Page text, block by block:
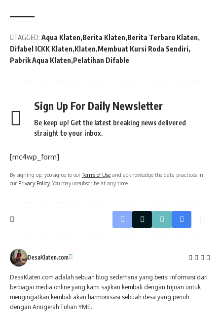
TAGGED: Aqua Klaten Berita Klaten Berita Terbaru Klaten
Difabel ICKK Klaten Klaten Membuat Kursi Roda Sendiri
Pabrik Aqua Klaten Pelatihan Difable
Sign Up For Daily Newsletter
Be keep up! Get the latest breaking news delivered
straight to your inbox.
[mc4wp_form]
By signing up, you agree to ourTerms of Use and acknowledge the data practices in
our Privacy Policy. You may unsubscribe at any time.
DesaKlaten.com
DesaKlaten.com adalah sebuah blog sederhana yang berisi informasi dari
berbagai media online yang kami sajikan kembali dengan tujuan untuk
mengingatkan kembali akan harmonisasi sebuah desa yang penuh
dengan Anugerah Tuhan YME.